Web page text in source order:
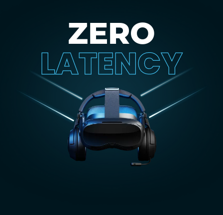
ZERO
LATENCY